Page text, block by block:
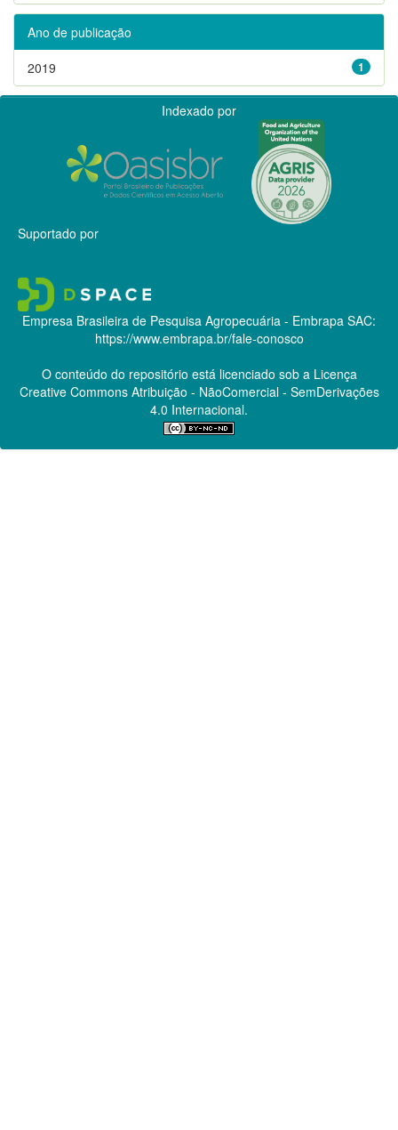
Ano de publicação
1
2019
Indexado por
Suportado por
Empresa Brasileira de Pesquisa Agropecuária - Embrapa SAC:
https://www.embrapa.br/fale-conosco
O conteúdo do repositório está licenciado sob a Licença
Creative CommonsAtribuição - NãoComercial - SemDerivações
4.0 Internacional.